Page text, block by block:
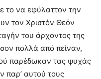
το να εφύλαττον την
τον Xριστόν Θεόν
του άρχοντος της
πολλά από πείναν,
παρέδωκαν τας ψυχάς
παρ’ αυτού τους